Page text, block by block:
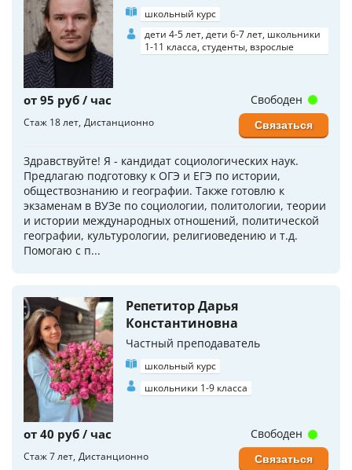
школьный курс
дети 4-5 лет, дети 6-7 лет, школьники
1-11 класса, студенты, взрослые
от 95 руб / час
Стаж 18 лет Дистанционно
Здравствуйте! Я - кандидат социологических наук.
Предлагаю подготовку к ОГЭ и ЕГЭ по истории,
обществознанию и географии. Также готовлю к
экзаменам в ВУЗе по социологии, политологии, теории
и истории международных отношений, политической
географии, культурологии, религиоведению и т.д.
Помогаю с п...
Свободен
Связаться
Репетитор Дарья
Константиновна
Частный преподаватель
школьный курс
школьники 1-9 класса
от 40 руб / час
Стаж 7 лет Дистанционно
Свободен
Связаться